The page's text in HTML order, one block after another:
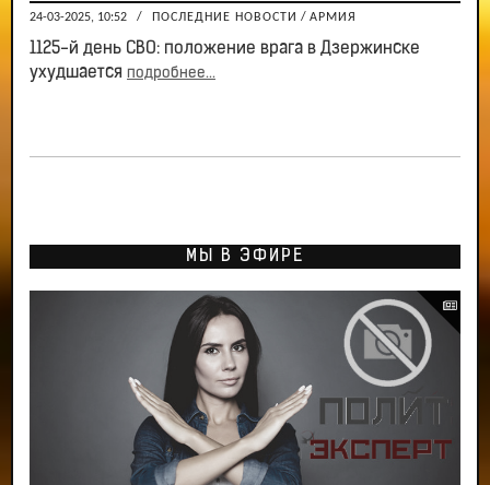
24-03-2025, 10:52 / ПОСЛЕДНИЕ НОВОСТИ / АРМИЯ
1125-й день СВО: положение врага в Дзержинске
ухудшается подробнее...
МЫ В ЭФИРЕ